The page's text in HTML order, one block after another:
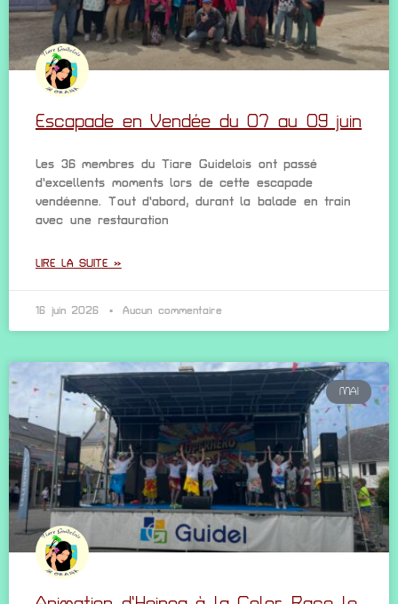
Escapade en Vendée du 07 au 09 juin
Les 36 membres du Tiare Guidelois ont passé
d’excellents moments lors de cette escapade
vendéenne. Tout d’abord, durant la balade en train
avec une restauration
LIRE LA SUITE »
16 juin 2026 Aucun commentaire
MAI